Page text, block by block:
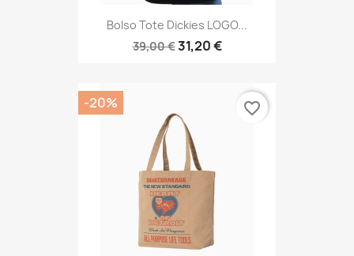
Bolso Tote Dickies LOGO...
39,00 €31,20 €
-20% favorite_border